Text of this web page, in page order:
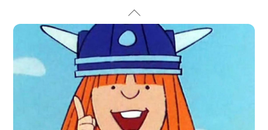
Back
To
Top